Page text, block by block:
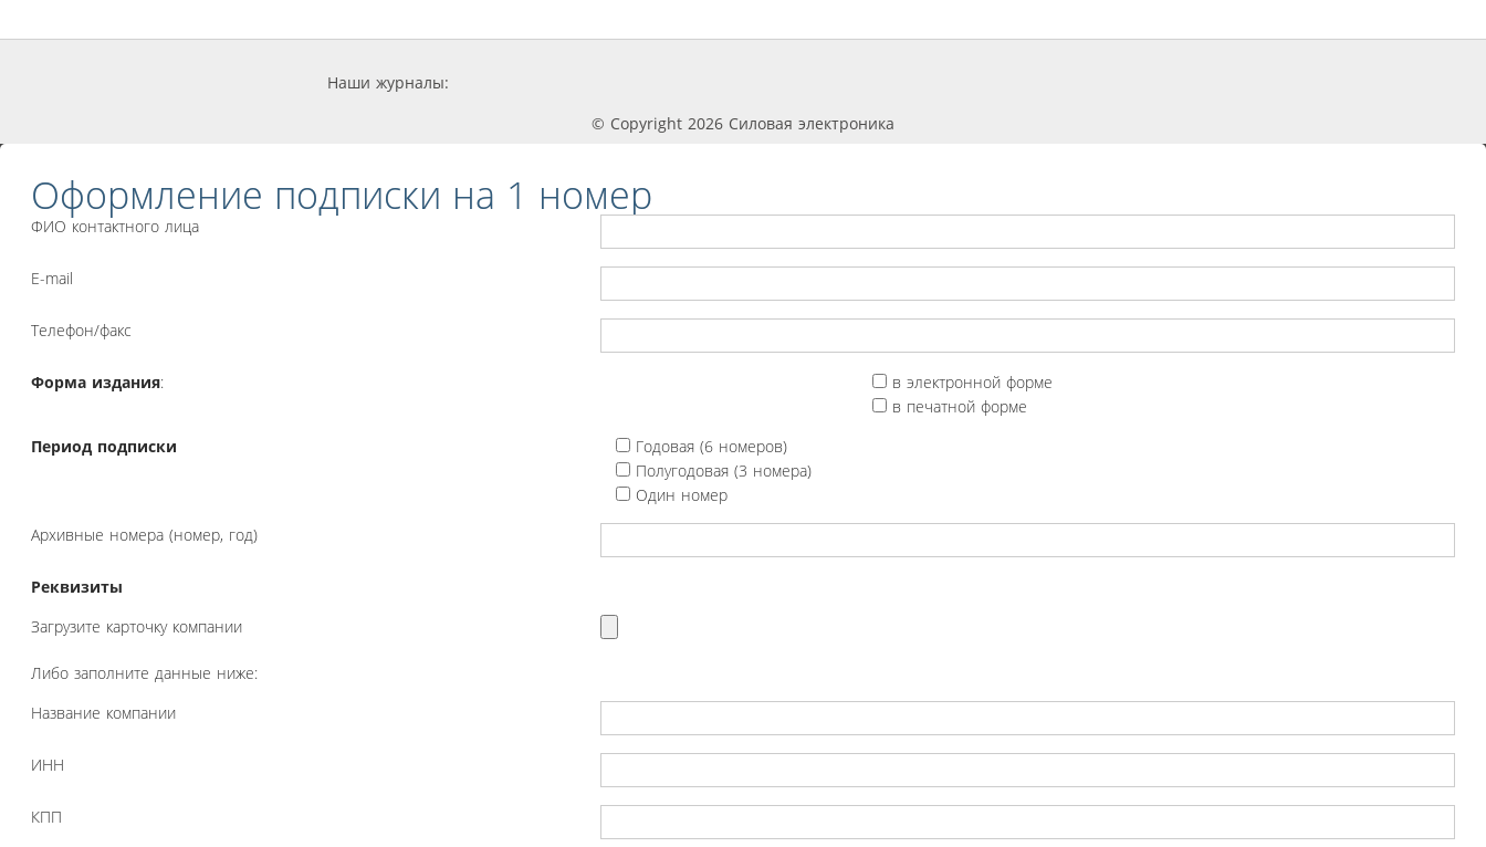
Наши журналы:
© Copyright 2026 Силовая электроника
Оформление подписки на 1 номер
ФИО контактного лица
E-mail
Телефон/факс
Форма издания:
в электронной форме
в печатной форме
Период подписки
Годовая (6 номеров)
Полугодовая (3 номера)
Один номер
Архивные номера (номер, год)
Реквизиты
Загрузите карточку компании
Либо заполните данные ниже:
Название компании
ИНН
КПП